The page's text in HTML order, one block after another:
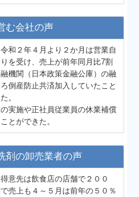
む会社の声
和２年４月より２か月は営業自
を受け、売上が前年同月比7割
機関（日本政策金融公庫）の融
倒産防止共済加入していたこと
。
実施や正社員従業員の休業補償
とができた。
剤の卸売業者の声
意先は飲食店の店舗で２００
売上も４～５月は前年の５０％